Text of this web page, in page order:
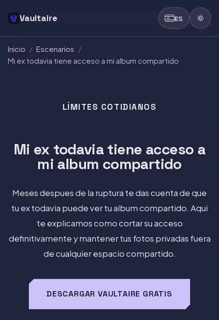
Vaultaire ES
Inicio / Escenarios /
Mi ex todavia tiene acceso a mi album compartido
LÍMITES COTIDIANOS
Mi ex todavia tiene acceso a
mi album compartido
Meses despues de la ruptura te das cuenta de que
tu ex todavia puede ver tu album compartido. Aqui
te explicamos como cortar su acceso
definitivamente y mantener tus fotos privadas fuera
de cualquier espacio compartido.
DESCARGAR VAULTAIRE GRATIS